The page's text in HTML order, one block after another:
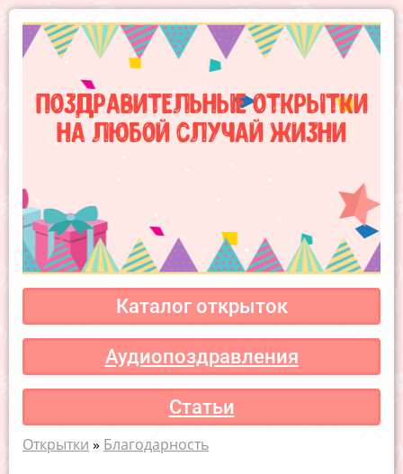
Поздравительные открытки
на любой случай жизни
Каталог открыток
Аудиопоздравления
Статьи
Открытки » Благодарность